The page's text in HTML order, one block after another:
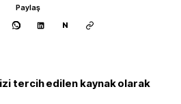
Paylaş
N
tercih edilen kaynak olarak